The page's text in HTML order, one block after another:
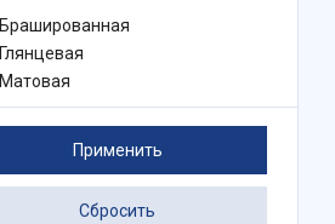
Брашированная
Глянцевая
Матовая
Применить
Сбросить